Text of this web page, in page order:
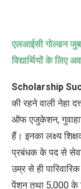
एलआईसी गोल्डन
विद्यार्थियों के लिए
Scholarship
की रहने वाली नेहा
ऑफ एजुकेशन,
हैं। इनका लक्ष्य
प्रबंधक के पद से
उम्र से ही
पेंशन तथा 5,000 के